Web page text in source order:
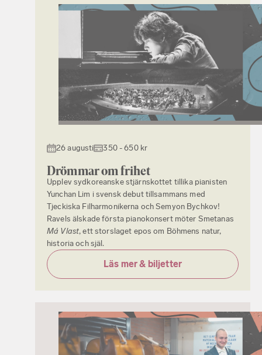
26 augusti 350 - 650 kr
Drömmar om frihet
Upplev sydkoreanske stjärnskottet tillika pianisten
Yunchan Lim i svensk debut tillsammans med
Tjeckiska Filharmonikerna och Semyon Bychkov!
Ravels älskade första pianokonsert möter Smetanas
Má Vlast, ett storslaget epos om Böhmens natur,
historia och själ.
Läs mer & biljetter